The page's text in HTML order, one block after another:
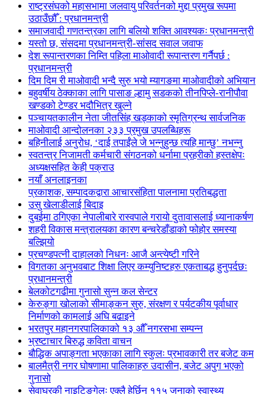
राष्ट्रसंघको महासभामा जलवायु परिवर्तनको मुद्दा प्रमुख रूपमा
उठाउँछौँ : प्रधानमन्त्री
समाजवादी गणतन्त्रका लागि बलियो शक्ति आवश्यकः प्रधानमन्त्री
यस्तो छ, संसदमा प्रधानमन्त्री-सांसद सवाल जवाफ
देश रूपान्तरणका निम्ति पहिला माओवादी रूपान्तरण गर्नैपर्छ :
प्रधानमन्त्री
दिम दिम री माओवादी भन्दै सुरु भयो म्यागङमा माओवादीको अभियान
बहुवर्षीय ठेक्काका लागि पासाङ ल्हामु सडकको तीनपिप्ले-रानीपौवा
खण्डको टेण्डर भदौभित्र खुल्ने
पञ्चायतकालीन नेता जीतसिंह खड्काको स्मृतिग्रन्थ सार्वजनिक
माओवादी आन्दोलनका २३३ प्रमुख उपलब्धिहरू
बहिनीलाई अनुरोध, ‘दाई तपाईंले जे भन्नुहुन्छ त्यहि मान्छु’ नभन्नु
स्वतन्त्र निजामती कर्मचारी संगठनको धर्नामा प्रहरीको हस्तक्षेपः
अध्यक्षसहित केही पक्राउ
नयाँ अनलाइनका
प्रकाशक, सम्पादकद्वारा आचारसंहिता पालनामा प्रतिबद्धता
उसु खेलाडीलाई बिदाइ
दुबईमा ठगिएका नेपालीबारे रास्वपाले गरायो दुतावासलाई ध्यानाकर्षण
शहरी विकास मन्त्रालयका कारण बन्चरेडाँडाको फोहोर समस्या
बल्झियो
प्रचण्डपत्नी दाहालको निधनः आजै अन्त्येष्टी गरिने
विगतका अनुभवबाट शिक्षा लिएर कम्युनिष्टहरु एकताबद्ध हुनुपर्दछः
प्रधानमन्त्री
बेलकोटगढीमा गुनासो सुन्न कल सेन्टर
केरुङ्गा खोलाको सीमाङ्कन सुरु, संरक्षण र पर्यटकीय पूर्वाधार
निर्माणको कामलाई अघि बढाइने
भरतपुर महानगरपालिकाको १३ औँ नगरसभा सम्पन्न
भ्रष्टाचार बिरुद्ध कविता वाचन
बौद्धिक अपाङ्गता भएकाका लागि स्कुलः प्रभावकारी तर बजेट कम
बालमैत्री नगर घोषणामा पालिकाहरु उदासीन, बजेट अपुग भएको
गुनासो
सेवाघरकी नाइटिङ्गेलः एक्लै हेर्छिन् ११५ जनाको स्वास्थ्य